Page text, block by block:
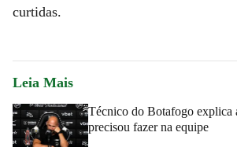
curtidas.
Leia Mais
Técnico do Botafogo explica
precisou fazer na equipe